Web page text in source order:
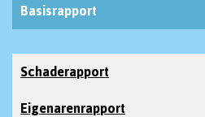
Basisrapport
Schaderapport
Eigenarenrapport